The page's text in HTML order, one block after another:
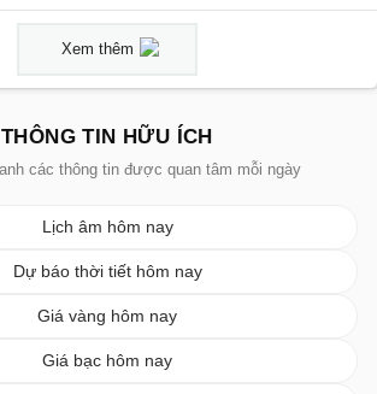
Xem thêm
THÔNG TIN HỮU ÍCH
các thông tin được quan tâm mỗi ngày
Lịch âm hôm nay
Dự báo thời tiết hôm nay
Giá vàng hôm nay
Giá bạc hôm nay